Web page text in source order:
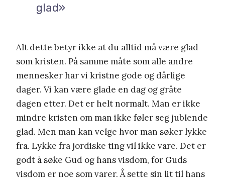
glad»
Alt dette betyr ikke at du alltid må være glad
som kristen. På samme måte som alle andre
mennesker har vi kristne gode og dårlige
dager. Vi kan være glade en dag og gråte
dagen etter. Det er helt normalt. Man er ikke
mindre kristen om man ikke føler seg jublende
glad. Men man kan velge hvor man søker lykke
fra. Lykke fra jordiske ting vil ikke vare. Det er
godt å søke Gud og hans visdom, for Guds
visdom er noe som varer. Å sette sin lit til hans